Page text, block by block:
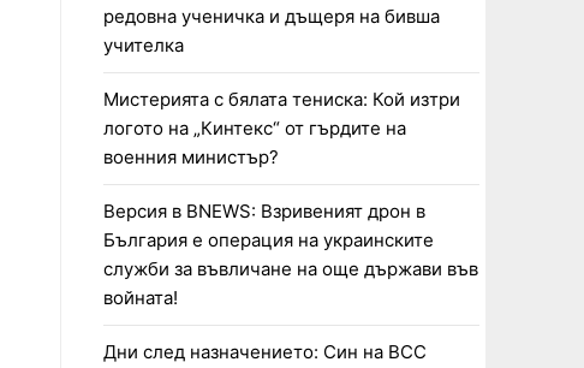
редовна ученичка и дъщеря на бивша
учителка
Мистерията с бялата тениска: Кой изтри
логото на „Кинтекс“ от гърдите на
военния министър?
Версия в BNEWS: Взривеният дрон в
България е операция на украинските
служби за въвличане на още държави във
войната!
Дни след назначението: Син на ВСС